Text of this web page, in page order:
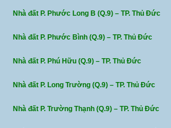
Nhà đất P. Phước Long B (Q.9) – TP. Thủ Đức
Nhà đất P. Phước Bình (Q.9) – TP. Thủ Đức
Nhà đất P. Phú Hữu (Q.9) – TP. Thủ Đức
Nhà đất P. Long Trường (Q.9) – TP. Thủ Đức
Nhà đất P. Trường Thạnh (Q.9) – TP. Thủ Đức